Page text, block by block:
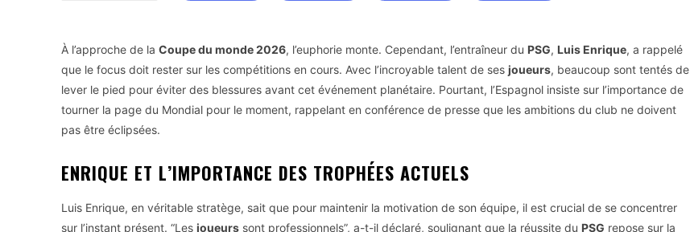
À l’approche de la Coupe du monde 2026, l’euphorie monte. Cependant, l’entraîneur du PSG, Luis Enrique, a rappelé
que le focus doit rester sur les compétitions en cours. Avec l’incroyable talent de ses joueurs, beaucoup sont tentés de
lever le pied pour éviter des blessures avant cet événement planétaire. Pourtant, l’Espagnol insiste sur l’importance de
tourner la page du Mondial pour le moment, rappelant en conférence de presse que les ambitions du club ne doivent
pas être éclipsées.
ENRIQUE ET L’IMPORTANCE DES TROPHÉES ACTUELS
Luis Enrique, en véritable stratège, sait que pour maintenir la motivation de son équipe, il est crucial de se concentrer
sur l’instant présent. “Les joueurs sont professionnels”, a-t-il déclaré, soulignant que la réussite du PSG repose sur la